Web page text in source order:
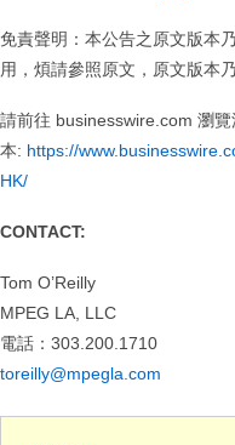
免責聲明：本公告之原文版本
用，煩請參照原文，原文版本
請前往 businesswire.com 瀏覽
本: https://
HK/
CONTACT:
Tom O’Reilly
MPEG LA, LLC
電話：303.200.1710
toreilly@mpegla.com